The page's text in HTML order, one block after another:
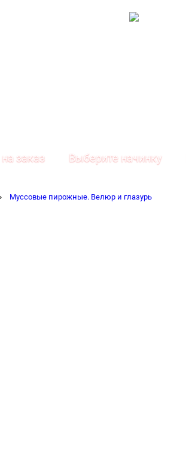
заказ Выберите начинку
Муссовые пирожные. Велюр и глазурь